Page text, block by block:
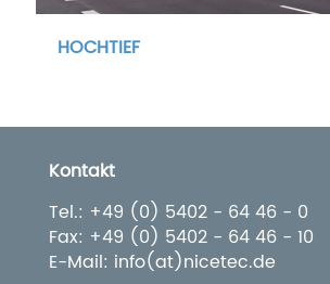
HOCHTIEF
Kontakt
Tel.: +49 (0) 5402 - 64 46 - 0
Fax: +49 (0) 5402 - 64 46 - 10
E-Mail: info(at)nicetec.de